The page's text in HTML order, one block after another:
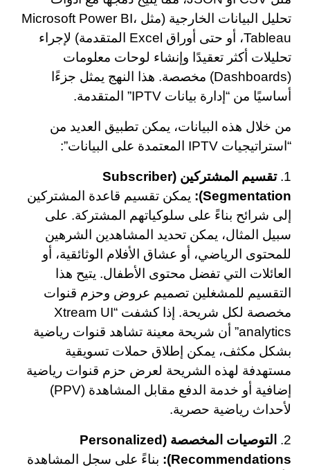
تحليل البيانات الخارجية (مثل Microsoft Power BI،
Tableau، أو حتى أوراق Excel المتقدمة) لإجراء
تحليلات أكثر تعقيدًا وإنشاء لوحات معلومات
(Dashboards) مخصصة. هذا النهج يمثل جزءًا
أساسيًا من “إدارة بيانات IPTV” المتقدمة.
من خلال هذه البيانات، يمكن تطبيق العديد من
“استراتيجيات IPTV المعتمدة على البيانات”:
1.
تقسيم المشتركين (Subscriber
Segmentation):
يمكن تقسيم قاعدة المشتركين
إلى شرائح بناءً على سلوكياتهم المشتركة. على
سبيل المثال، يمكن تحديد المشاهدين الشرهين
للمحتوى الرياضي، أو عشاق الأفلام الوثائقية، أو
العائلات التي تفضل محتوى الأطفال. يتيح هذا
التقسيم للمشغلين تصميم عروض وحزم قنوات
مخصصة لكل شريحة. إذا كشفت “Xtream UI
analytics” أن شريحة معينة تشاهد قنوات رياضية
بشكل مكثف، يمكن إطلاق حملات تسويقية
مستهدفة لهذه الشريحة لعرض حزم قنوات رياضية
إضافية أو خدمة الدفع مقابل المشاهدة (PPV)
لأحداث رياضية حصرية.
2.
التوصيات المخصصة (Personalized
Recommendations):
بناءً على سجل المشاهدة